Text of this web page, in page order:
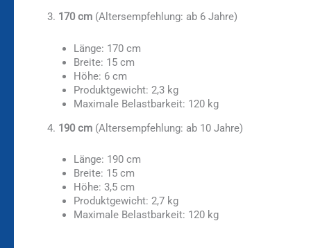
170 cm(Altersempfehlung: ab 6 Jahre)
Länge: 170 cm
Breite: 15 cm
Höhe: 6 cm
Produktgewicht: 2,3 kg
Maximale Belastbarkeit: 120 kg
190 cm(Altersempfehlung: ab 10 Jahre)
Länge: 190 cm
Breite: 15 cm
Höhe: 3,5 cm
Produktgewicht: 2,7 kg
Maximale Belastbarkeit: 120 kg